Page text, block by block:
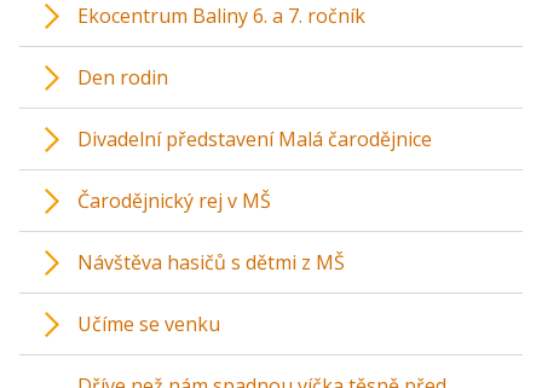
Ekocentrum Baliny 6. a 7. ročník
Den rodin
Divadelní představení Malá čarodějnice
Čarodějnický rej v MŠ
Návštěva hasičů s dětmi z MŠ
Učíme se venku